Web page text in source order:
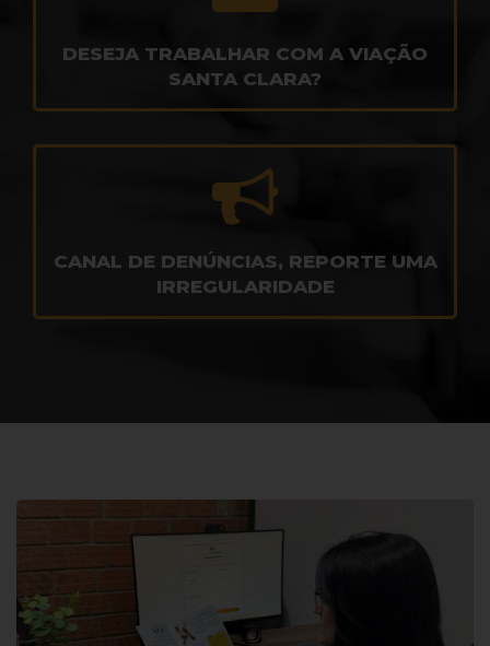
DESEJA TRABALHAR COM A VIAÇÃO
SANTA CLARA?
CANAL DE DENÚNCIAS, REPORTE UMA
IRREGULARIDADE